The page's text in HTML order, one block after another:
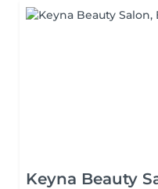
Keyna Beauty